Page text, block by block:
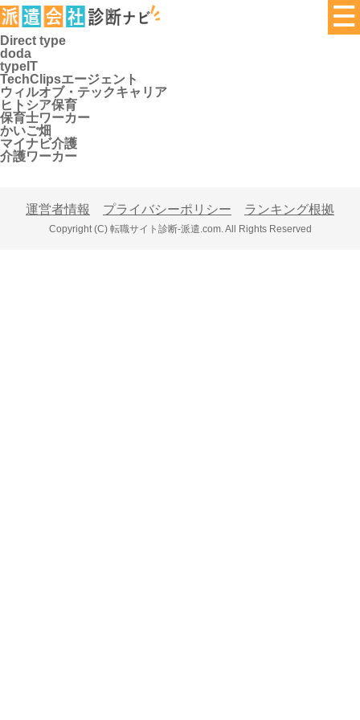
Direct type
doda
typeIT
TechClipsエージェント
ウィルオブ・テックキャリア
ヒトシア保育
保育士ワーカー
かいご畑
マイナビ介護
介護ワーカー
運営者情報 プライバシーポリシー ランキング根拠
Copyright (C) 転職サイト診断-派遣.com. All Rights Reserved